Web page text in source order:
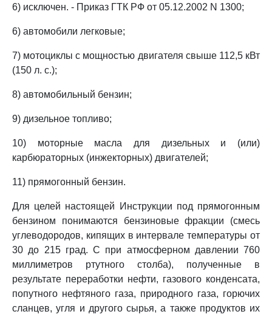
6) исключен. - Приказ ГТК РФ от 05.12.2002 N 1300;
6) автомобили легковые;
7) мотоциклы с мощностью двигателя свыше 112,5 кВт
(150 л. с.);
8) автомобильный бензин;
9) дизельное топливо;
10) моторные масла для дизельных и (или)
карбюраторных (инжекторных) двигателей;
11) прямогонный бензин.
Для целей настоящей Инструкции под прямогонным
бензином понимаются бензиновые фракции (смесь
углеводородов, кипящих в интервале температуры от
30 до 215 град. С при атмосферном давлении 760
миллиметров ртутного столба), полученные в
результате переработки нефти, газового конденсата,
попутного нефтяного газа, природного газа, горючих
сланцев, угля и другого сырья, а также продуктов их